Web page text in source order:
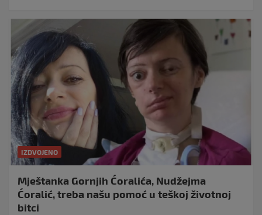
IZDVOJENO
Mještanka Gornjih Ćoralića, Nudžejma
Ćoralić, treba našu pomoć u teškoj životnoj
bitci